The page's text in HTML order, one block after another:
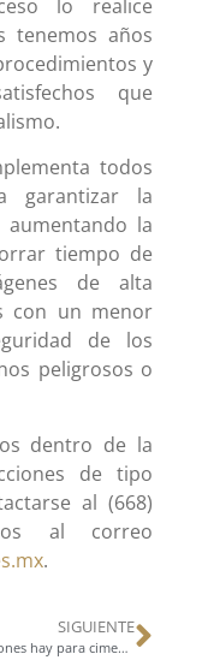
lo realice
tenemos años
y
que
todos
garantizar la
la
tiempo de
de alta
con un menor
de los
peligrosos o
dentro de la
de tipo
al (668)
al correo
.
SIGUIENTE
¿Qué opciones hay para cimentaciones profundas?